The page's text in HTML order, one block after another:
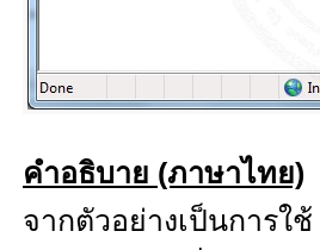
คำอธิบาย (ภาษาไทย)
จากตัวอย่างเป็นการใช้